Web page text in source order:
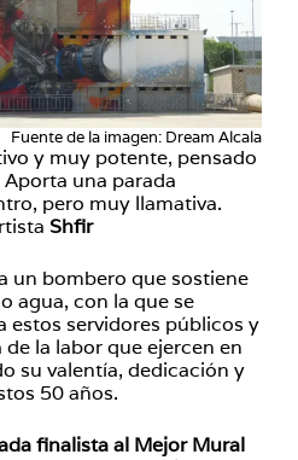
Fuente de la imagen: Dream Alcala
y muy potente, pensado
Aporta una parada
pero muy llamativa.
Shfir
un bombero que sostiene
agua, con la que se
estos servidores públicos y
la labor que ejercen en
su valentía, dedicación y
50 años.
finalista al Mejor Mural